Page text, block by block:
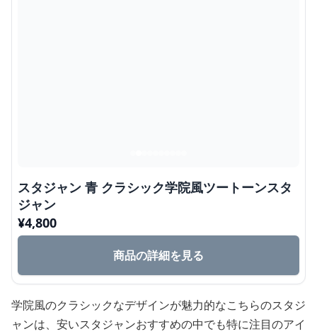
スタジャン 青 クラシック学院風ツートーンスタ
ジャン
¥4,800
商品の詳細を見る
学院風のクラシックなデザインが魅力的なこちらのスタジ
ャンは、安いスタジャンおすすめの中でも特に注目のアイ